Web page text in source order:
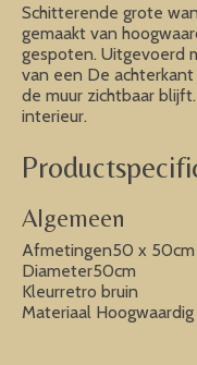
Schitterende grote
gemaakt van
gespoten. Uitgevoerd
van een De
de muur zichtbaar
interieur.
Algemeen
Afmetingen50 x 50cm
Diameter50cm
Kleurretro bruin
Materiaal